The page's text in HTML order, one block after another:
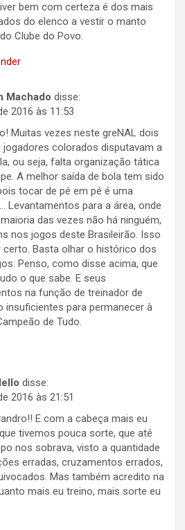
bem com certeza é dos mais
do elenco a vestir o manto
Clube do Povo.
Machado disse:
2016 às 11:53
Muitas vezes neste greNAL dois
colorados disputavam a
ou seja, falta organização tática
A melhor saída de bola tem sido
tocar de pé em pé é uma
Levantamentos para a área, onde
das vezes não há ninguém,
nos jogos deste Brasileirão. Isso
certo. Basta olhar o histórico dos
Penso, como disse acima, que
o que sabe. E seus
na função de treinador de
insuficientes para permanecer à
de Tudo.
disse:
2016 às 21:51
E com a cabeça mais eu
tivemos pouca sorte, que até
nos sobrava, visto a quantidade
erradas, cruzamentos errados,
Mas também acredito na
mais eu treino, mais sorte eu